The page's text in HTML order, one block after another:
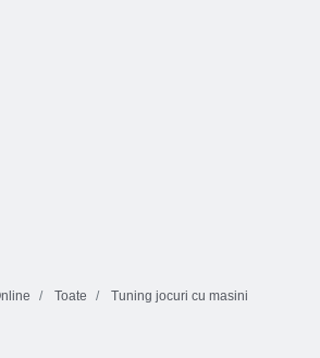
Toate Tuning jocuri cu masini